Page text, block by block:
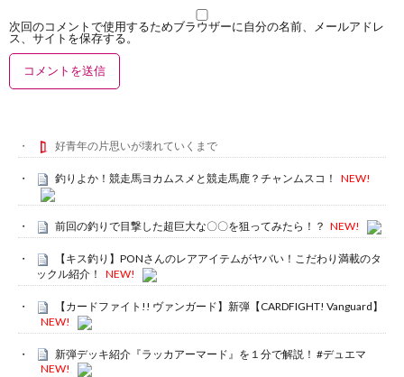
次回のコメントで使用するためブラウザーに自分の名前、メールアドレ
ス、サイトを保存する。
好青年の片思いが壊れていくまで
釣りよか！競走馬ヨカムスメと競走馬鹿？チャンムスコ！ NEW!
前回の釣りで目撃した超巨大な〇〇を狙ってみたら！？ NEW!
【キス釣り】PONさんのレアアイテムがヤバい！こだわり満載のタ
ックル紹介！
NEW!
【カードファイト!! ヴァンガード】新弾【CARDFIGHT! Vanguard】
NEW!
新弾デッキ紹介『ラッカアーマード』を１分で解説！ #デュエマ
NEW!